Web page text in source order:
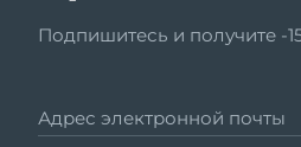
Подпишитесь и получите -
Адрес электронной почты